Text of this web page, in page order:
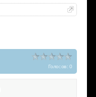
Голосов: 0